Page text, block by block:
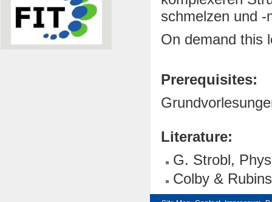
schmelzen und
On demand this
Prerequisites:
Literature:
G. Strobl,
Colby &